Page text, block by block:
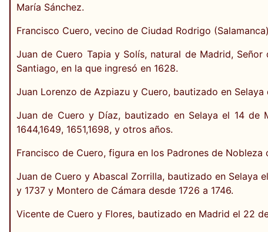
María Sánchez.
Francisco Cuero, vecino de Ciudad Rodrigo
Juan de Cuero Tapia y Solís, natural de Madrid,
Santiago, en la que ingresó en 1628.
Juan Lorenzo de Azpiazu y Cuero, bautizado en
Juan de Cuero y Díaz, bautizado en Selaya el 14
1644,1649, 1651,1698, y otros años.
Francisco de Cuero, figura en los Padrones de
Juan de Cuero y Abascal Zorrilla, bautizado en Selaya
y 1737 y Montero de Cámara desde 1726 a 1746.
Vicente de Cuero y Flores, bautizado en Madrid el 22